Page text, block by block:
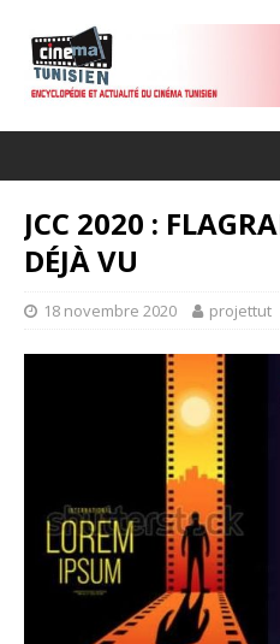
JCC 2020 :
DÉJÀ VU
18 novembre 2020 projettut